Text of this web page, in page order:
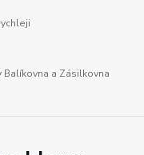
a Zásilkovna